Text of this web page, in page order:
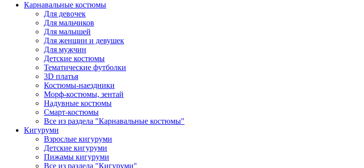
Карнавальные костюмы
Для девочек
Для мальчиков
Для малышей
Для женщин и девушек
Для мужчин
Детские костюмы
Тематические футболки
3D платья
Костюмы-наездники
Морф-костюмы, зентай
Надувные костюмы
Смарт-костюмы
Все из раздела "Карнавальные костюмы"
Кигуруми
Взрослые кигуруми
Детские кигуруми
Пижамы кигуруми
Все из раздела "Кигуруми"